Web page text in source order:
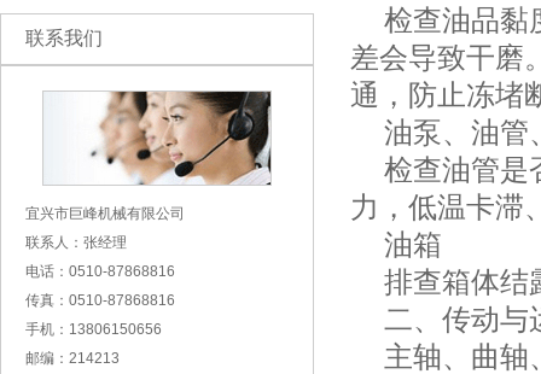
联系我们
宜兴市巨峰机械有限公司
联系人：张经理
电话：0510-87868816
传真：0510-87868816
手机：13806150656
邮编：214213
检查油品黏
差会导致干磨
通，防止冻堵
油泵、油管
检查油管是
力，低温卡滞
油箱
排查箱体结
二、传动与
主轴、曲轴